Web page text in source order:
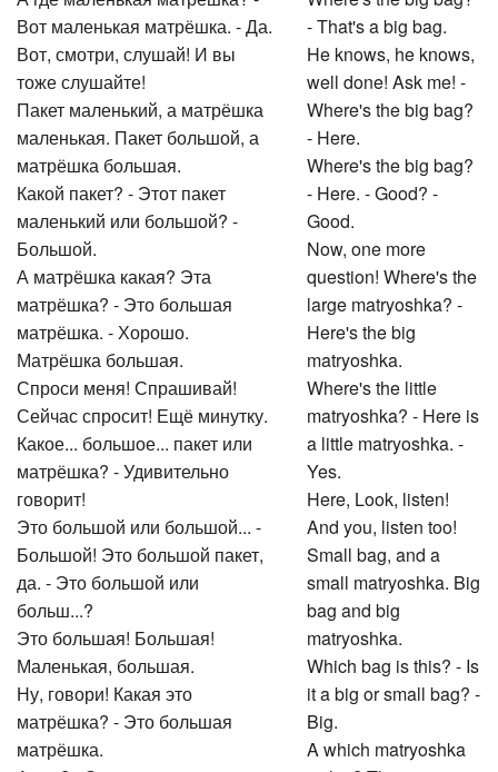
Вот маленькая матрёшка. - Да.
Вот, смотри, слушай! И вы
тоже слушайте!
Пакет маленький, а матрёшка
маленькая. Пакет большой, а
матрёшка большая.
Какой пакет? - Этот пакет
маленький или большой? -
Большой.
А матрёшка какая? Эта
матрёшка? - Это большая
матрёшка. - Хорошо.
Матрёшка большая.
Спроси меня! Спрашивай!
Сейчас спросит! Ещё минутку.
Какое... большое... пакет или
матрёшка? - Удивительно
говорит!
Это большой или большой... -
Большой! Это большой пакет,
да. - Это большой или
больш...?
Это большая! Большая!
Маленькая, большая.
Ну, говори! Какая это
матрёшка? - Это большая
матрёшка.
- That's a big bag.
He knows, he knows,
well done! Ask me! -
Where's the big bag?
- Here.
Where's the big bag?
- Here. - Good? -
Good.
Now, one more
question! Where's the
large matryoshka? -
Here's the big
matryoshka.
Where's the little
matryoshka? - Here is
a little matryoshka. -
Yes.
Here, Look, listen!
And you, listen too!
Small bag, and a
small matryoshka. Big
bag and big
matryoshka.
Which bag is this? - Is
it a big or small bag? -
Big.
A which matryoshka